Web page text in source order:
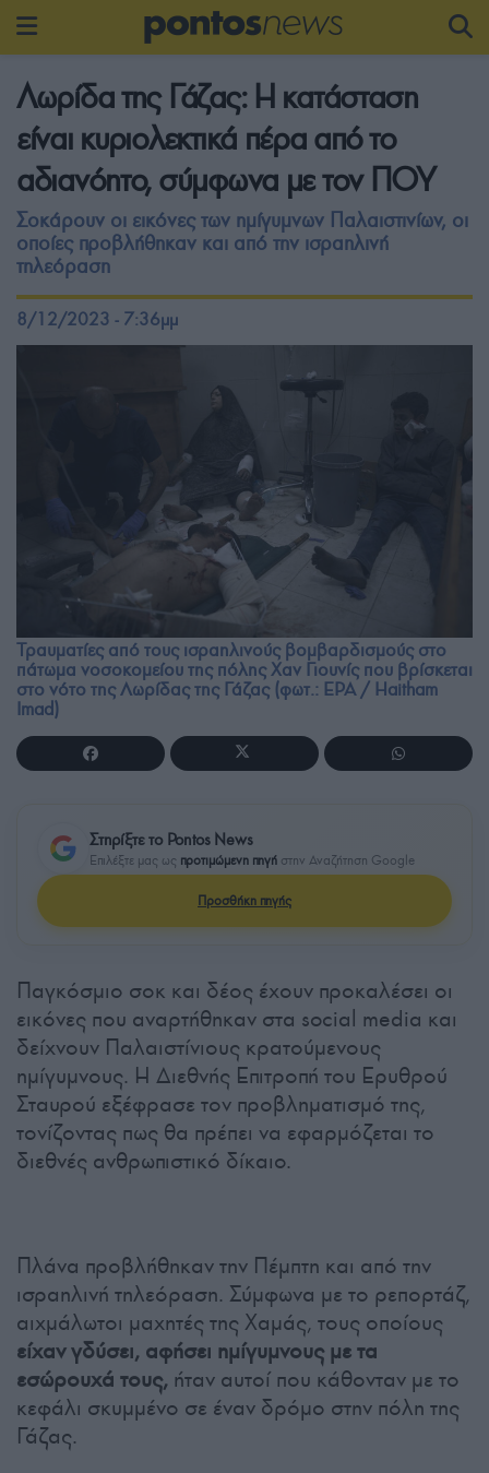
Λωρίδα της Γάζας: Η κατάσταση
είναι κυριολεκτικά πέρα από το
αδιανόητο, σύμφωνα με τον ΠΟΥ
Σοκάρουν οι εικόνες των ημίγυμνων Παλαιστινίων, οι
οποίες προβλήθηκαν και από την ισραηλινή
τηλεόραση
8/12/2023 - 7:36μμ
Τραυματίες από τους ισραηλινούς βομβαρδισμούς στο
πάτωμα νοσοκομείου της πόλης Χαν Γιουνίς που βρίσκεται
στο νότο της Λωρίδας της Γάζας (φωτ.: EPA / Haitham
Imad)
Στηρίξτε το Pontos News
Επιλέξτε μας ως προτιμώμενη πηγή στην Αναζήτηση Google
Προσθήκη πηγής
Παγκόσμιο σοκ και δέος έχουν προκαλέσει οι
εικόνες που αναρτήθηκαν στα social media και
δείχνουν Παλαιστίνιους κρατούμενους
ημίγυμνους. Η Διεθνής Επιτροπή του Ερυθρού
Σταυρού εξέφρασε τον προβληματισμό της,
τονίζοντας πως θα πρέπει να εφαρμόζεται το
διεθνές ανθρωπιστικό δίκαιο.
Πλάνα προβλήθηκαν την Πέμπτη και από την
ισραηλινή τηλεόραση. Σύμφωνα με το ρεπορτάζ,
αιχμάλωτοι μαχητές της Χαμάς, τους οποίους
είχαν γδύσει, αφήσει ημίγυμνους με τα
εσώρουχά τους, ήταν αυτοί που κάθονταν με το
κεφάλι σκυμμένο σε έναν δρόμο στην πόλη της
Γάζας.